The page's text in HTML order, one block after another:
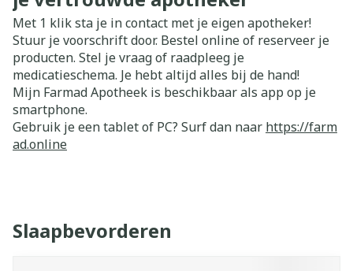
Met 1 klik sta je in contact met je eigen apotheker!
Stuur je voorschrift door. Bestel online of reserveer je
producten. Stel je vraag of raadpleeg je
medicatieschema. Je hebt altijd alles bij de hand!
Mijn Farmad Apotheek is beschikbaar als app op je
smartphone.
Gebruik je een tablet of PC? Surf dan naar https://farm
ad.online
Slaapbevorderen